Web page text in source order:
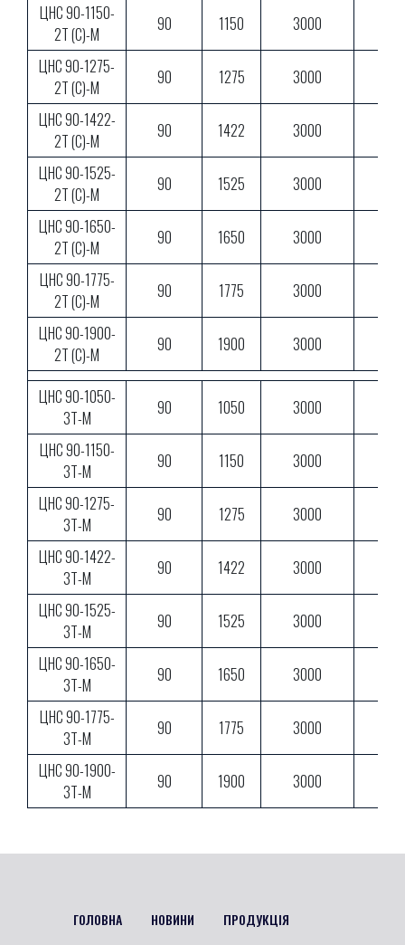
ЦНС 90-1150-
2Т (С)-М
90 1150 3000
ЦНС 90-1275-
2Т (С)-М
90 1275 3000
ЦНС 90-1422-
2Т (С)-М
90 1422 3000
ЦНС 90-1525-
2Т (С)-М
90 1525 3000
ЦНС 90-1650-
2Т (С)-М
90 1650 3000
ЦНС 90-1775-
2Т (С)-М
90 1775 3000
ЦНС 90-1900-
2Т (С)-М
90 1900 3000
ЦНС 90-1050-
3Т-М
90 1050 3000
ЦНС 90-1150-
3Т-М
90 1150 3000
ЦНС 90-1275-
3Т-М
90 1275 3000
ЦНС 90-1422-
3Т-М
90 1422 3000
ЦНС 90-1525-
3Т-М
90 1525 3000
ЦНС 90-1650-
3Т-М
90 1650 3000
ЦНС 90-1775-
3Т-М
90 1775 3000
ЦНС 90-1900-
3Т-М
90 1900 3000
ГОЛОВНА НОВИНИ ПРОДУКЦІЯ